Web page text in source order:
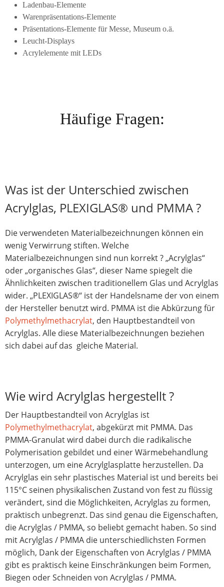
Ladenbau-Elemente
Warenpräsentations-Elemente
Präsentations-Elemente für Messe, Museum o.ä.
Leucht-Displays
Acrylelemente mit LEDs
Häufige Fragen:
Was ist der Unterschied zwischen
Acrylglas, PLEXIGLAS® und PMMA ?
Die verwendeten Materialbezeichnungen können ein
wenig Verwirrung stiften. Welche
Materialbezeichnungen sind nun korrekt ? „Acrylglas“
oder „organisches Glas“, dieser Name spiegelt die
Ähnlichkeiten zwischen traditionellem Glas und Acrylglas
wider. „PLEXIGLAS®“ ist der Handelsname der von einem
der Hersteller benutzt wird. PMMA ist die Abkürzung für
Polymethylmethacrylat, den Hauptbestandteil von
Acrylglas. Alle diese Materialbezeichnungen beziehen
sich dabei auf das gleiche Material.
Wie wird Acrylglas hergestellt ?
Der Hauptbestandteil von Acrylglas ist
Polymethylmethacrylat, abgekürzt mit PMMA. Das
PMMA-Granulat wird dabei durch die radikalische
Polymerisation gebildet und einer Wärmebehandlung
unterzogen, um eine Acrylglasplatte herzustellen. Da
Acrylglas ein sehr plastisches Material ist und bereits bei
115°C seinen physikalischen Zustand von fest zu flüssig
verändert, sind die Möglichkeiten, Acrylglas zu formen,
praktisch unbegrenzt. Das sind genau die Eigenschaften,
die Acrylglas / PMMA, so beliebt gemacht haben. So sind
mit Acrylglas / PMMA die unterschiedlichsten Formen
möglich, Dank der Eigenschaften von Acrylglas / PMMA
gibt es praktisch keine Einschränkungen beim Formen,
Biegen oder Schneiden von Acrylglas / PMMA.